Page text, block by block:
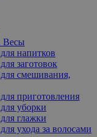
Весы
напитков
заготовок
смешивания,
приготовления
уборки
глажки
ухода за волосами